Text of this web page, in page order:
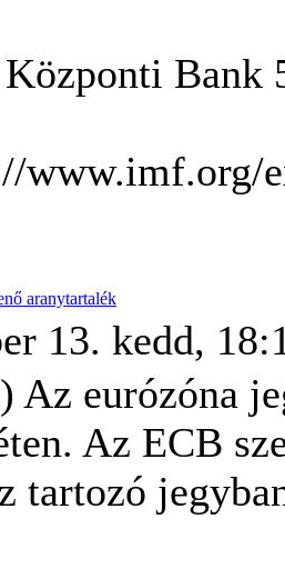
Bank
www.imf.org/
aranytartalék
13. kedd,
Az eurózóna
Az ECB
tartozó